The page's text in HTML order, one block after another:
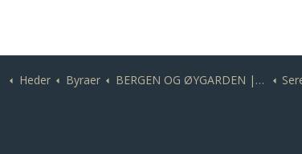
Heder Byraer BERGEN OG ØYGARDEN | Solstrands Begravelsesbyrå